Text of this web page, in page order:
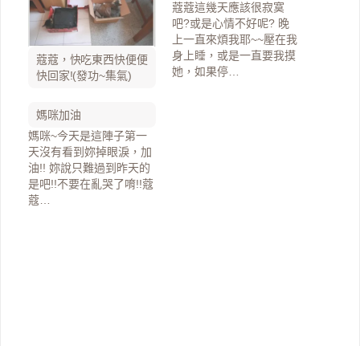
蔻蔻，快吃東西快便便
快回家!(發功~集氣)
蔻蔻這幾天應該很寂寞
吧?或是心情不好呢? 晚
上一直來煩我耶~~壓在我
身上睡，或是一直要我摸
她，如果停…
媽咪加油
媽咪~今天是這陣子第一
天沒有看到妳掉眼淚，加
油!! 妳說只難過到昨天的
是吧!!不要在亂哭了唷!!蔻
蔻…